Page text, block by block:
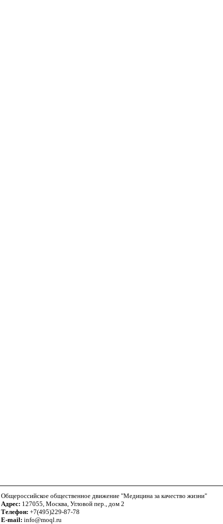
Общероссийское общественное движение "Медицина за качество жизни"
Адрес: 127055, Москва, Угловой пер., дом 2
Телефон: +7(495)229-87-78
E-mail: info@moql.ru